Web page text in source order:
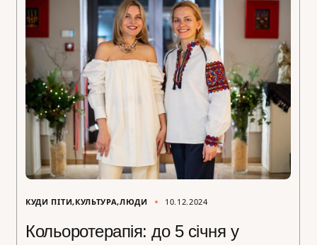
КУДИ ПІТИ КУЛЬТУРА ЛЮДИ 10.12.2024
Кольоротерапія: до 5 січня у